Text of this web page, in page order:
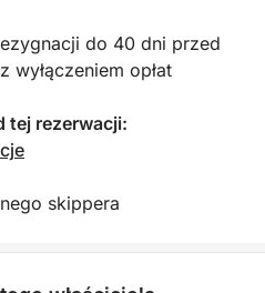
do 40 dni przed
wyłączeniem opłat
tej rezerwacji:
skippera